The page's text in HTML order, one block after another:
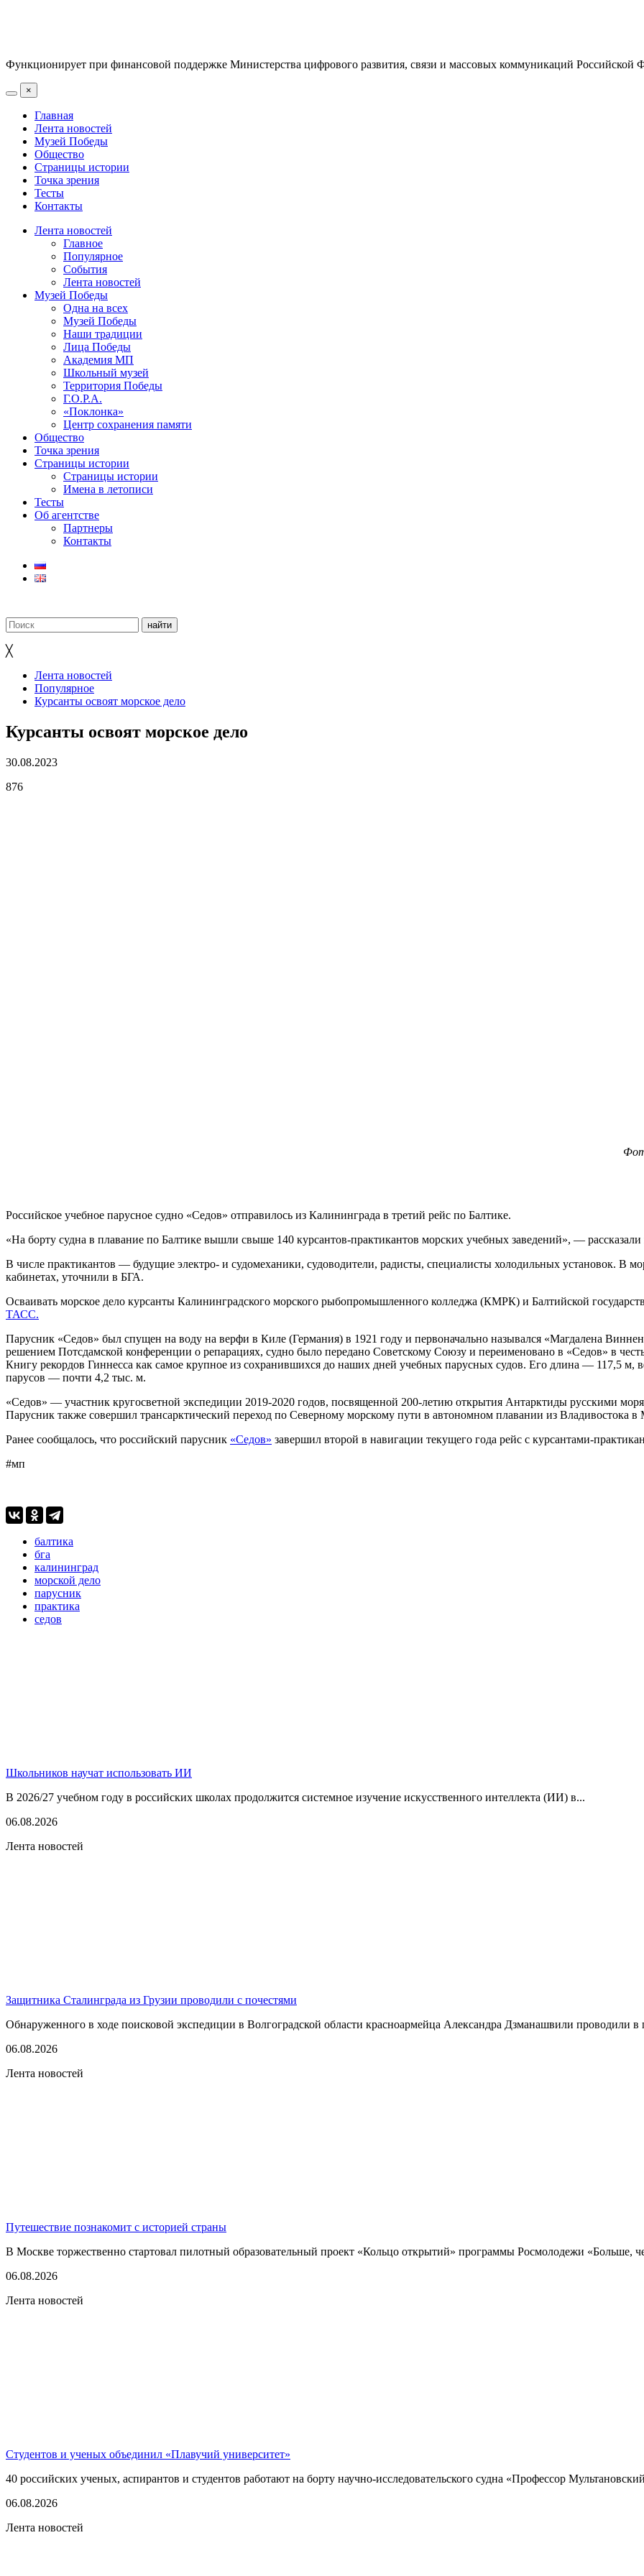
Функционирует при финансовой поддержке Министерства цифрового развития, связи и массовых коммуникаций Российской
×
Главная
Лента новостей
Музей Победы
Общество
Страницы истории
Точка зрения
Тесты
Контакты
Лента новостей
Главное
Популярное
События
Лента новостей
Музей Победы
Одна на всех
Музей Победы
Наши традиции
Лица Победы
Академия МП
Школьный музей
Территория Победы
Г.О.Р.А.
«Поклонка»
Центр сохранения памяти
Общество
Точка зрения
Страницы истории
Страницы истории
Имена в летописи
Тесты
Об агентстве
Партнеры
Контакты
╳
Лента новостей
Популярное
Курсанты освоят морское дело
Курсанты освоят морское дело
30.08.2023
876
Российское учебное парусное судно «Седов» отправилось из Калининграда в третий рейс по Балтике.
«На борту судна в плавание по Балтике вышли свыше 140 курсантов-практикантов морских учебных заведений», —
В числе практикантов — будущие электро- и судомеханики, судоводители, радисты, специалисты холодильных установок. В
кабинетах, уточнили в БГА.
Осваивать морское дело курсанты Калининградского морского рыбопромышленного колледжа (КМРК) и Балтийской
ТАСС.
Парусник «Седов» был спущен на воду на верфи в Киле (Германия) в 1921 году и первоначально назывался «Магдалена
решением Потсдамской конференции о репарациях, судно было передано Советскому Союзу и переименовано в «Седов» в
Книгу рекордов Гиннесса как самое крупное из сохранившихся до наших дней учебных парусных судов. Его длина — 117,5
парусов — почти 4,2 тыс. м.
«Седов» — участник кругосветной экспедиции 2019-2020 годов, посвященной 200-летию открытия Антарктиды русскими
Парусник также совершил трансарктический переход по Северному морскому пути в автономном плавании из Владивостока в
Ранее сообщалось, что российский парусник «Седов» завершил второй в навигации текущего года рейс с курсантами-
#мп
балтика
бга
калининград
морской дело
парусник
практика
седов
Школьников научат использовать ИИ
В 2026/27 учебном году в российских школах продолжится системное изучение искусственного интеллекта (ИИ) в...
06.08.2026
Лента новостей
Защитника Сталинграда из Грузии проводили с почестями
Обнаруженного в ходе поисковой экспедиции в Волгоградской области красноармейца Александра Дзманашвили проводили в
06.08.2026
Лента новостей
Путешествие познакомит с историей страны
В Москве торжественно стартовал пилотный образовательный проект «Кольцо открытий» программы Росмолодежи «Больше,
06.08.2026
Лента новостей
Студентов и ученых объединил «Плавучий университет»
40 российских ученых, аспирантов и студентов работают на борту научно-исследовательского судна «Профессор
06.08.2026
Лента новостей